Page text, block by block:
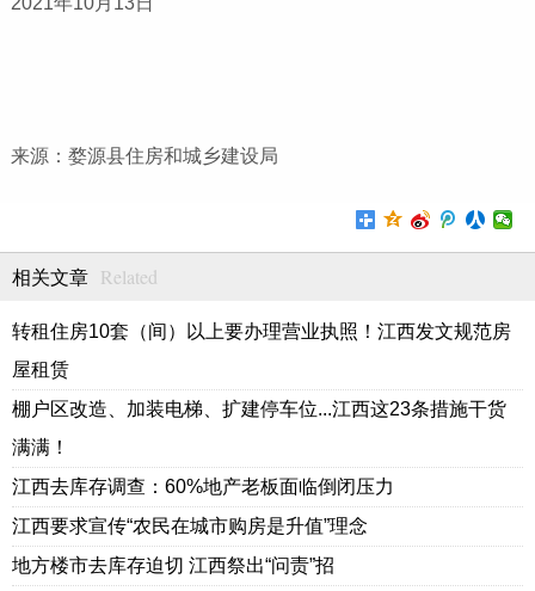
来源：婺源县住房和城乡建设局
相关文章 Related
转租住房10套（间）以上要办理营业执照！江西发文规范房
屋租赁
棚户区改造、加装电梯、扩建停车位...江西这23条措施干货
满满！
江西去库存调查：60%地产老板面临倒闭压力
江西要求宣传“农民在城市购房是升值”理念
地方楼市去库存迫切 江西祭出“问责”招